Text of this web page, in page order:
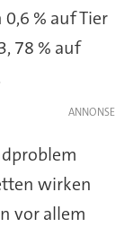
% auf Tier
78 % auf
wirken
vor allem